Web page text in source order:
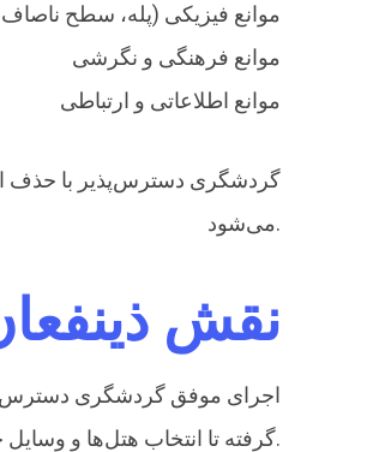
موانع فیزیکی (پله، سطح
موانع فرهنگی و نگرشی
موانع اطلاعاتی و ارتباطی
گردشگری دسترس‌پذیر با حذف
می‌شود.
نقش
اجرای موفق گردشگری
گرفته تا انتخاب هتل‌ها و وسایل حمل‌ونقل، همگی باید بر اساس اصول دسترس‌پذیری طراحی و مدیریت شوند.